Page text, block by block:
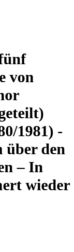
von
1981) -
über den
– In
wieder